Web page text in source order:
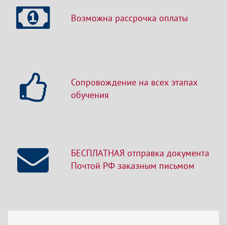
Возможна рассрочка оплаты
Сопровождение на всех этапах
обучения
БЕСПЛАТНАЯ отправка документа
Почтой РФ заказным письмом